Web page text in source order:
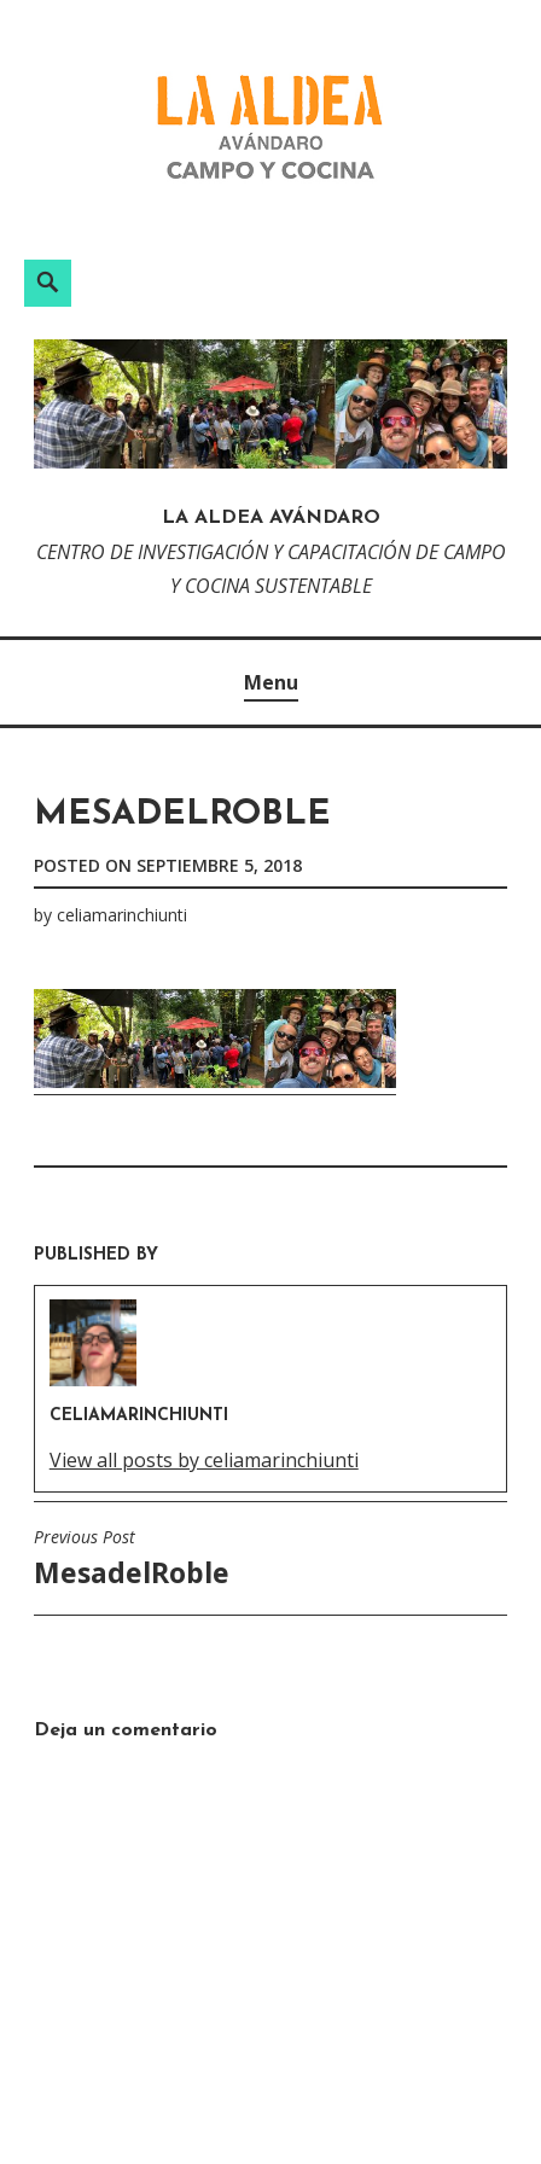
Search
LA ALDEA AVÁNDARO
CENTRO DE INVESTIGACIÓN Y CAPACITACIÓN DE CAMPO
Y COCINA SUSTENTABLE
Menu
MESADELROBLE
POSTED ON SEPTIEMBRE 5, 2018
by celiamarinchiunti
PUBLISHED BY
CELIAMARINCHIUNTI
View all posts by celiamarinchiunti
Navegación
de
entradas
Previous Post
MesadelRoble
Deja un comentario